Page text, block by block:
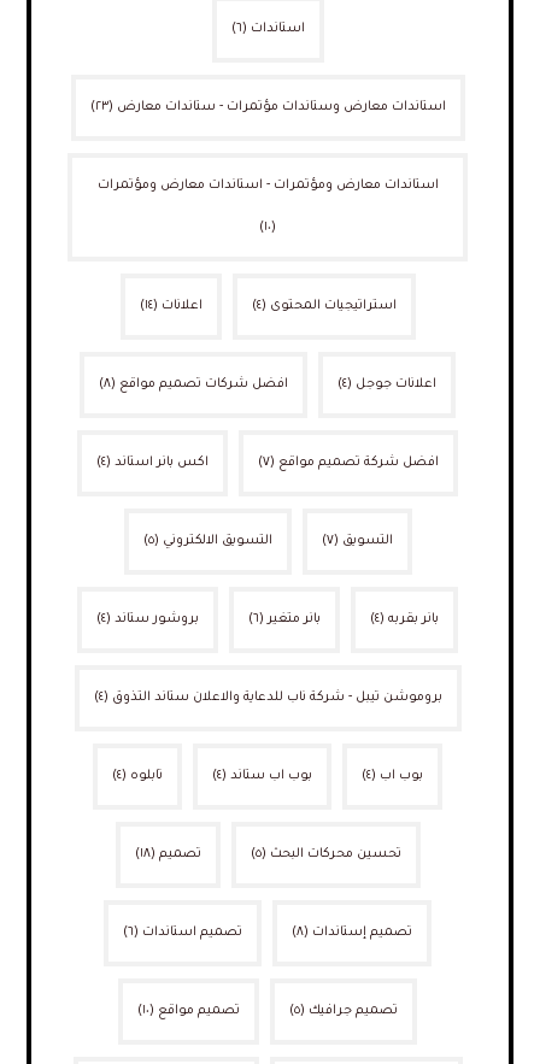
استاندات (٦)
استاندات معارض وستاندات مؤتمرات - ستاندات معارض (٢٣)
استاندات معارض ومؤتمرات - استاندات معارض ومؤتمرات
(١٠)
استراتيجيات المحتوى (٤) اعلانات (١٤)
اعلانات جوجل (٤) افضل شركات تصميم مواقع (٨)
افضل شركة تصميم مواقع (٧) اكس بانر استاند (٤)
التسويق (٧) التسويق الالكتروني (٥)
بانر بقربه (٤) بانر متغير (٦) بروشور ستاند (٤)
بروموشن تيبل - شركة ناب للدعاية والاعلان ستاند التذوق (٤)
بوب اب (٤) بوب اب ستاند (٤) تابلوه (٤)
تحسين محركات البحث (٥) تصميم (١٨)
تصميم إستاندات (٨) تصميم استاندات (٦)
تصميم جرافيك (٥) تصميم مواقع (١٠)